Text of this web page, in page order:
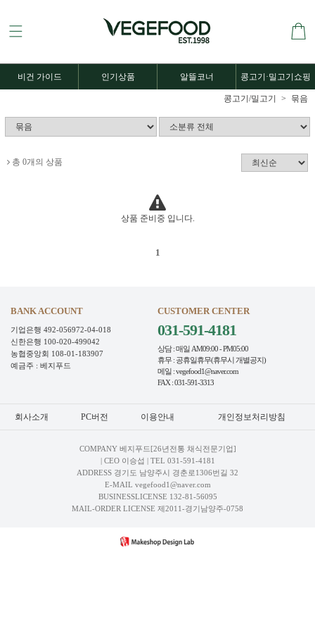
비건 가이드 인기상품 알뜰코너 콩고기·밀고기쇼핑
콩고기/밀고기 묶음
총 0개의 상품
상품 준비중 입니다.
1
BANK ACCOUNT
기업은행 492-056972-04-018
신한은행 100-020-499042
농협중앙회 108-01-183907
예금주 : 베지푸드
CUSTOMER CENTER
031-591-4181
상담 : 매일 AM09:00 - PM05:00
휴무 : 공휴일휴무(휴무시 개별공지)
메일 : vegefood1@naver.com
FAX : 031-591-3313
회사소개 PC버전 이용안내 개인정보처리방침
COMPANY 베지푸드[26년전통 채식전문기업]
| CEO 이승섭 | TEL 031-591-4181
ADDRESS 경기도 남양주시 경춘로1306번길 32
E-MAIL vegefood1@naver.com
BUSINESSLICENSE 132-81-56095
MAIL-ORDER LICENSE 제2011-경기남양주-0758